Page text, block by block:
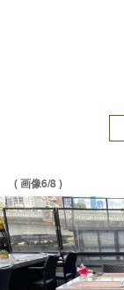
( 画像6/8 )